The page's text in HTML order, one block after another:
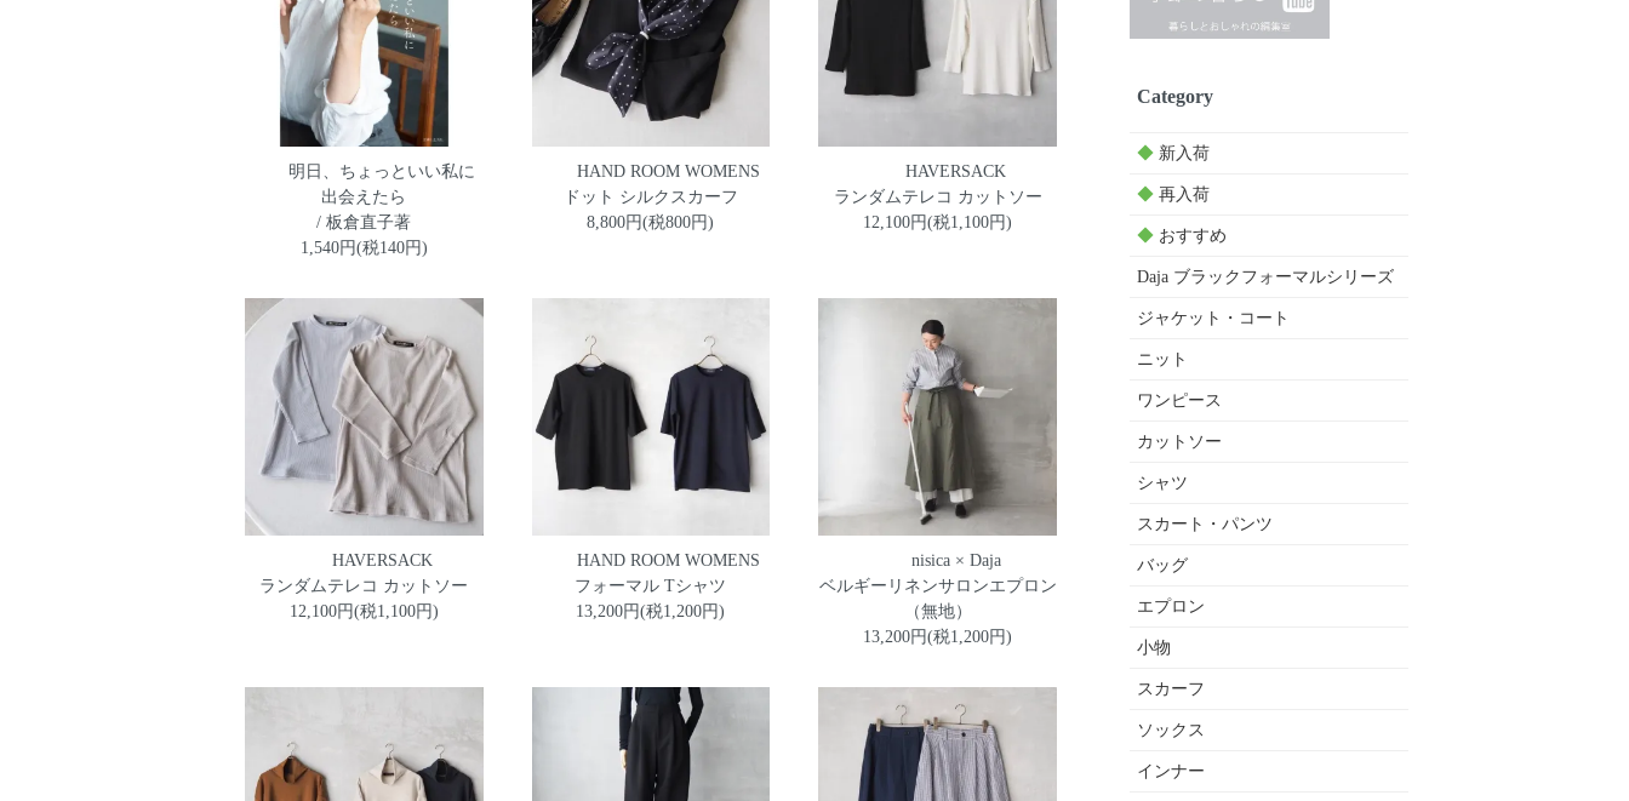
明日、ちょっといい私に
出会えたら
/ 板倉直子著
1,540円(税140円)
HAND ROOM WOMENS
ドット シルクスカーフ
8,800円(税800円)
HAVERSACK
ランダムテレコ カットソー
12,100円(税1,100円)
HAVERSACK
ランダムテレコ カットソー
12,100円(税1,100円)
HAND ROOM WOMENS
フォーマル Tシャツ
13,200円(税1,200円)
nisica × Daja
ベルギーリネンサロンエプロン
（無地）
13,200円(税1,200円)
Category
◆ 新入荷
◆ 再入荷
◆ おすすめ
Daja ブラックフォーマルシリーズ
ジャケット・コート
ニット
ワンピース
カットソー
シャツ
スカート・パンツ
バッグ
エプロン
小物
スカーフ
ソックス
インナー